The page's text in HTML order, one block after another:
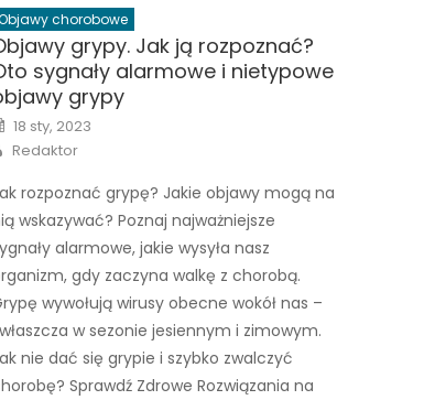
chorobowe
grypy. Jak ją rozpoznać?
sygnały alarmowe i nietypowe
grypy
Posted
on
18 sty, 2023
Author
Redaktor
rozpoznać grypę? Jakie objawy mogą na
wskazywać? Poznaj najważniejsze
alarmowe, jakie wysyła nasz
gdy zaczyna walkę z chorobą.
wywołują wirusy obecne wokół nas –
w sezonie jesiennym i zimowym.
nie dać się grypie i szybko zwalczyć
Sprawdź Zdrowe Rozwiązania na